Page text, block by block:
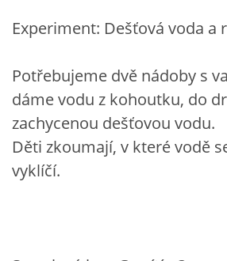
POHYBOVÉ AKTIVITY NA TÉMA ZIMA
VZDĚLÁVACÍ PLÁN OD ZÁŘÍ DO ČERVNA
TÝDENNÍ PLÁNY
SMYSLOVÁ AKTIVITA
Experiment: Dešťová voda a
Potřebujeme dvě nádoby s
dáme vodu z kohoutku, do
zachycenou dešťovou vodu.
Děti zkoumají, v které vodě
vyklíčí.